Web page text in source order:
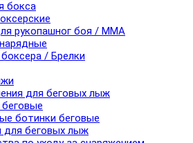
бокса
рукопашног боя / ММА
/ Брелки
для беговых лыж
ботинки беговые
для беговых лыж